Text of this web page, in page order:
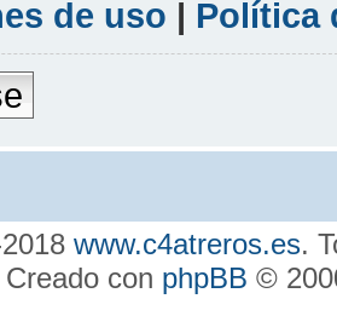
de uso | Política
www.c4atreros.es.
Creado con phpBB ©